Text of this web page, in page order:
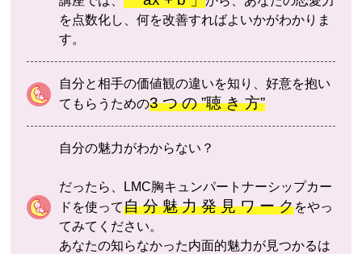
を点数化し、何を改善すればよいかがわかりま
す。
自分と相手の価値観の違いを知り、好意を抱い
てもらうための3 つ の ”聴 き 方”
自分の魅力がわからない？
だったら、LMC胸キュンパートナーシップカー
ドを使って自 分 魅 力 発 見 ワ ー クをやっ
てみてください。
あなたの知らなかった内面的魅力が見つかるは